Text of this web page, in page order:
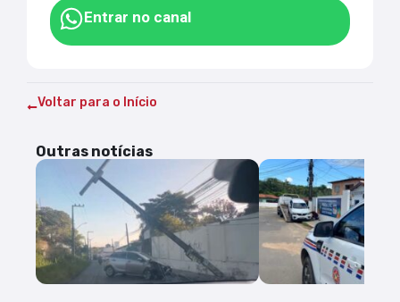
Entrar no canal
Voltar para o Início
Outras notícias